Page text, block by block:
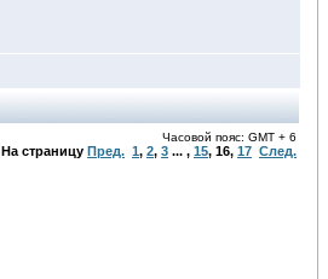
Часовой пояс: GMT + 6
На страницу Пред. 1, 2, 3 ... , 15, 16, 17 След.